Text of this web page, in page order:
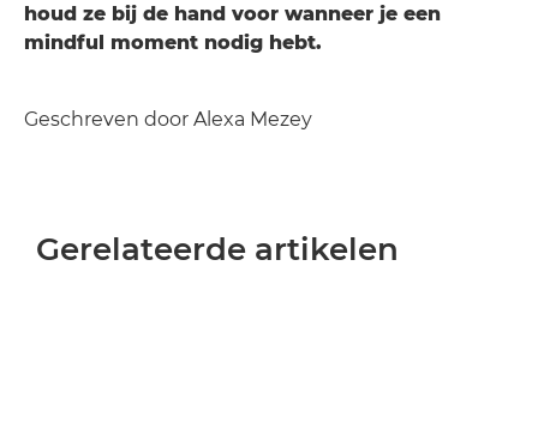
houd ze bij de hand voor wanneer je een
mindful moment nodig hebt.
Geschreven door Alexa Mezey
Gerelateerde artikelen